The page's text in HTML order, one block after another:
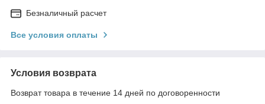
Безналичный расчет
Все условия оплаты
Условия возврата
Возврат товара в течение 14 дней по договоренности